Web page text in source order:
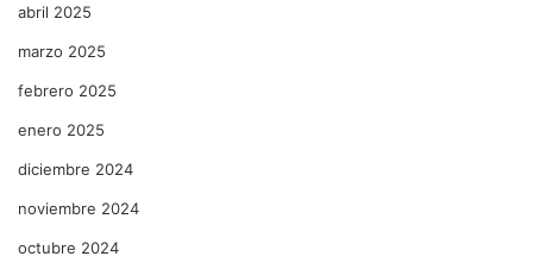
abril 2025
marzo 2025
febrero 2025
enero 2025
diciembre 2024
noviembre 2024
octubre 2024